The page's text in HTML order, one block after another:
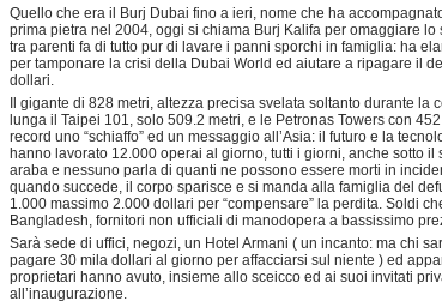
Quello che era il Burj Dubai fino a ieri, nome che ha
prima pietra nel 2004, oggi si chiama Burj Kalifa per omaggiare lo
tra parenti fa di tutto pur di lavare i panni sporchi in famiglia: ha
per tamponare la crisi della Dubai World ed aiutare a ripagare il
dollari.
Il gigante di 828 metri, altezza precisa svelata soltanto durante la
lunga il Taipei 101, solo 509.2 metri, e le Petronas Towers con
record uno “schiaffo” ed un messaggio all’Asia: il futuro e la
hanno lavorato 12.000 operai al giorno, tutti i giorni, anche sotto il
araba e nessuno parla di quanti ne possono essere morti in
quando succede, il corpo sparisce e si manda alla famiglia del
1.000 massimo 2.000 dollari per “compensare” la perdita. Soldi
Bangladesh, fornitori non ufficiali di manodopera a bassissimo
Sarà sede di uffici, negozi, un Hotel Armani ( un incanto: ma chi
pagare 30 mila dollari al giorno per affacciarsi sul niente ) ed
proprietari hanno avuto, insieme allo sceicco ed ai suoi invitati
all’inaugurazione.